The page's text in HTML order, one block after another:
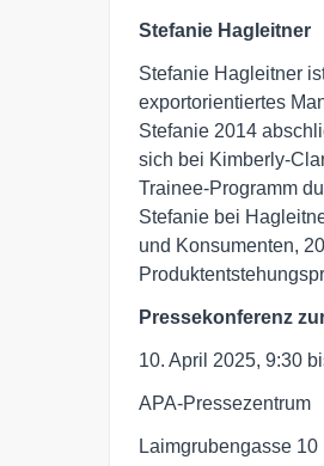
Stefanie Hagleitner
Stefanie Hagleitner
exportorientiertes
Stefanie 2014
sich bei Kimberly-
Trainee-Programm
Stefanie bei
und Konsumenten,
Pressekonferenz
10. April 2025, 9:30
APA-Pressezentrum
Laimgrubengasse 10